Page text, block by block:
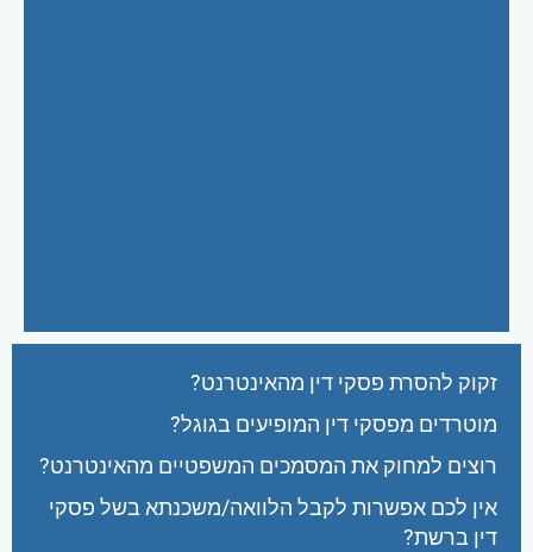
זקוק להסרת פסקי דין מהאינטרנט?
מוטרדים מפסקי דין המופיעים בגוגל?
רוצים למחוק את המסמכים המשפטיים מהאינטרנט?
אין לכם אפשרות לקבל הלוואה/משכנתא בשל פסקי
דין ברשת?